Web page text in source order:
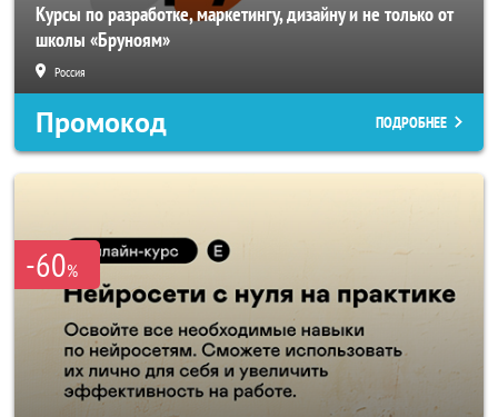
Курсы по разработке, маркетингу, дизайну и не только от
школы «Бруноям»
Россия
Промокод ПОДРОБНЕЕ
-60%